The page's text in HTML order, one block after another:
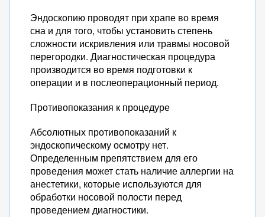
Эндоскопию проводят при храпе во время
сна и для того, чтобы установить степень
сложности искривления или травмы носовой
перегородки. Диагностическая процедура
производится во время подготовки к
операции и в послеоперационный период.
Противопоказания к процедуре
Абсолютных противопоказаний к
эндоскопическому осмотру нет.
Определенным препятствием для его
проведения может стать наличие аллергии на
анестетики, которые используются для
обработки носовой полости перед
проведением диагностики.